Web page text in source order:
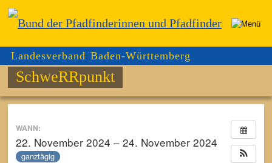
Landesverband Baden-Württemberg
SchweRRpunkt
WANN:
22. November 2024 – 24. November 2024
ganztägig